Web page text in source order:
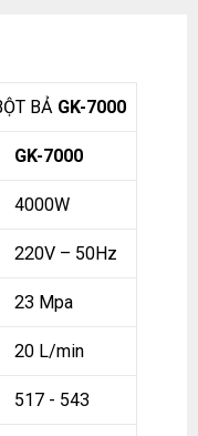
BẢ GK-7000
GK-7000
4000W
220V – 50Hz
23 Mpa
20 L/min
517 - 543